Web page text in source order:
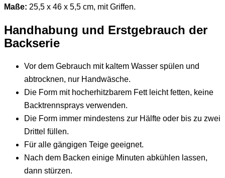
Maße: 25,5 x 46 x 5,5 cm, mit Griffen.
Handhabung und Erstgebrauch der
Backserie
Vor dem Gebrauch mit kaltem Wasser spülen und
abtrocknen, nur Handwäsche.
Die Form mit hocherhitzbarem Fett leicht fetten, keine
Backtrennsprays verwenden.
Die Form immer mindestens zur Hälfte oder bis zu zwei
Drittel füllen.
Für alle gängigen Teige geeignet.
Nach dem Backen einige Minuten abkühlen lassen,
dann stürzen.